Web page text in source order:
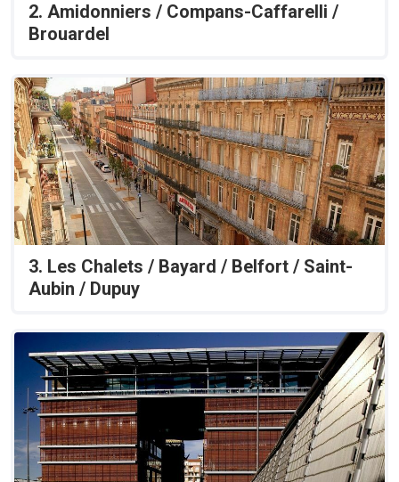
2. Amidonniers / Compans-Caffarelli /
Brouardel
3. Les Chalets / Bayard / Belfort / Saint-
Aubin / Dupuy